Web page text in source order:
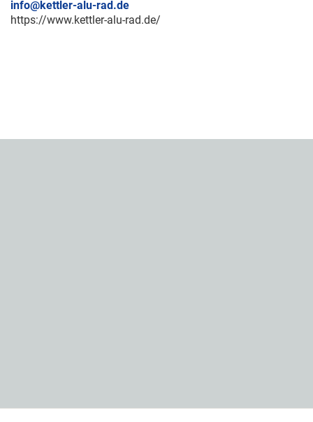
info@kettler-alu-rad.de
https://www.kettler-alu-rad.de/